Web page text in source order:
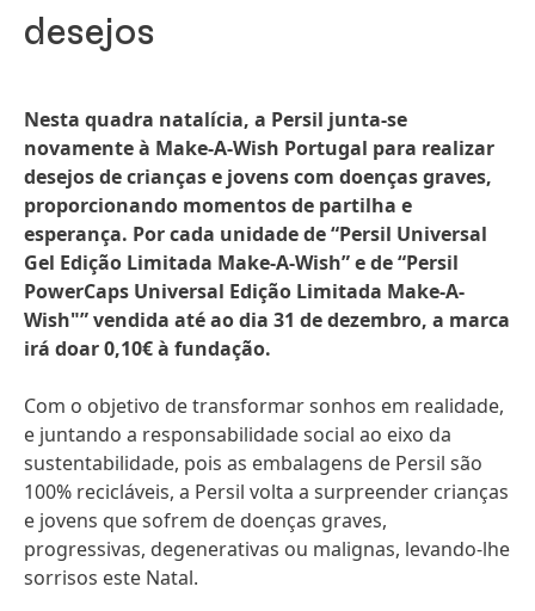
desejos
Nesta quadra natalícia, a Persil junta-se
novamente à Make-A-Wish Portugal para realizar
desejos de crianças e jovens com doenças graves,
proporcionando momentos de partilha e
esperança. Por cada unidade de “Persil Universal
Gel Edição Limitada Make-A-Wish” e de “Persil
PowerCaps Universal Edição Limitada Make-A-
Wish"” vendida até ao dia 31 de dezembro, a marca
irá doar 0,10€ à fundação.
Com o objetivo de transformar sonhos em realidade,
e juntando a responsabilidade social ao eixo da
sustentabilidade, pois as embalagens de Persil são
100% recicláveis, a Persil volta a surpreender crianças
e jovens que sofrem de doenças graves,
progressivas, degenerativas ou malignas, levando-lhe
sorrisos este Natal.